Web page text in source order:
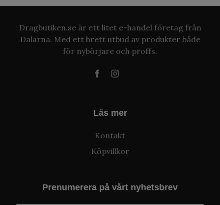
Dragbutiken.se är ett litet e-handel företag från
Dalarna. Med ett brett utbud av produkter både
för nybörjare och proffs.
Läs mer
Kontakt
Köpvillkor
Prenumerera på vårt nyhetsbrev